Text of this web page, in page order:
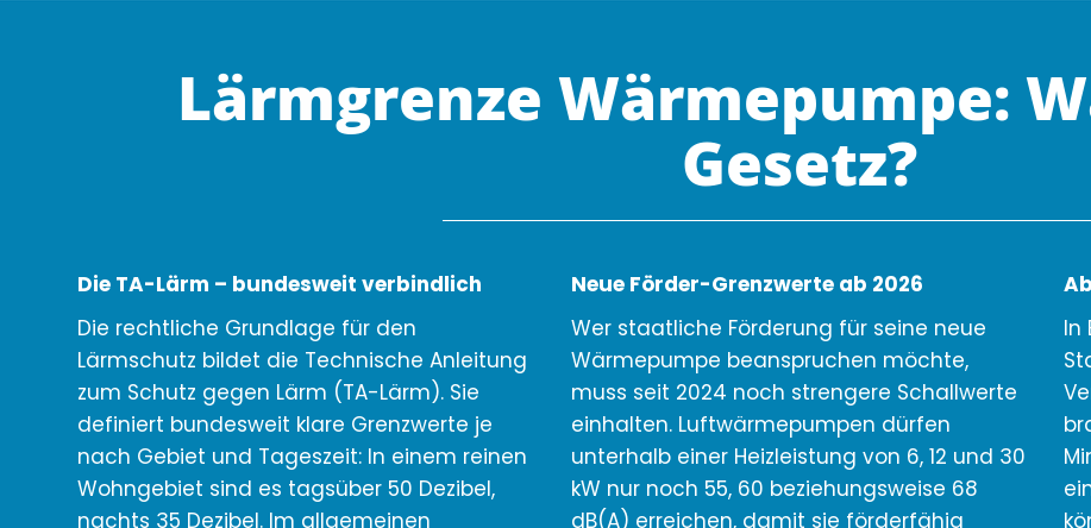
Lärmgrenze Wärmepumpe:
Gesetz?
Die TA-Lärm – bundesweit verbindlich
Die rechtliche Grundlage für den
Lärmschutz bildet die Technische Anleitung
zum Schutz gegen Lärm (TA-Lärm). Sie
definiert bundesweit klare Grenzwerte je
nach Gebiet und Tageszeit: In einem reinen
Wohngebiet sind es tagsüber 50 Dezibel,
nachts 35 Dezibel. Im allgemeinen
Neue Förder-Grenzwerte ab 2026
Wer staatliche Förderung für seine neue
Wärmepumpe beanspruchen möchte,
muss seit 2024 noch strengere Schallwerte
einhalten. Luftwärmepumpen dürfen
unterhalb einer Heizleistung von 6, 12 und 30
kW nur noch 55, 60 beziehungsweise 68
dB(A) erreichen, damit sie förderfähig
In